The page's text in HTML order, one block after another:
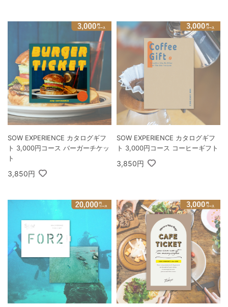
SOW EXPERIENCE カタログギフ
ト 3,000円コース バーガーチケッ
ト
3,850円
SOW EXPERIENCE カタログギフ
ト 3,000円コース コーヒーギフト
3,850円